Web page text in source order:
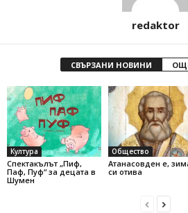
redaktor
СВЪРЗАНИ НОВИНИ
Култура
Спектакълът „Пиф,
Паф, Пуф“ за децата в
Шумен
Общество
Атанасовден е,
си отива